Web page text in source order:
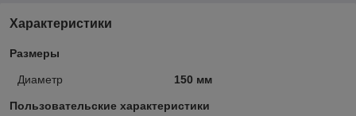
Характеристики
Размеры
Диаметр 150 мм
Пользовательские характеристики